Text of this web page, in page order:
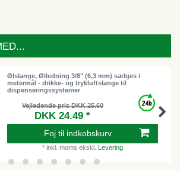
Ølslange, Ølledning 3/8" (6,3 mm) sælges i
metermål - drikke- og trykluftslange til
dispenseringssystemer
Vejledende pris DKK 25.60
DKK 24.49 *
Foj til indkobskurv
* inkl. moms ekskl. Levering